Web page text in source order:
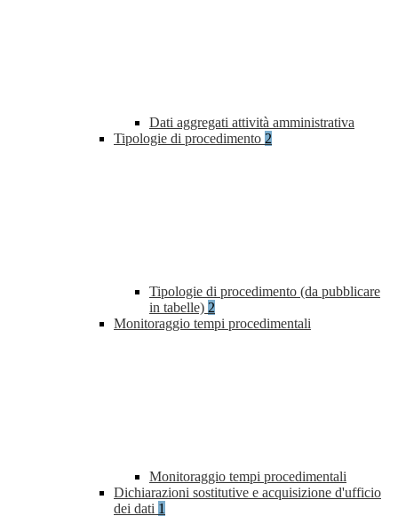
Dati aggregati attività amministrativa
Tipologie di procedimento 2
Tipologie di procedimento (da pubblicare
in tabelle) 2
Monitoraggio tempi procedimentali
Monitoraggio tempi procedimentali
Dichiarazioni sostitutive e acquisizione d'ufficio
dei dati 1